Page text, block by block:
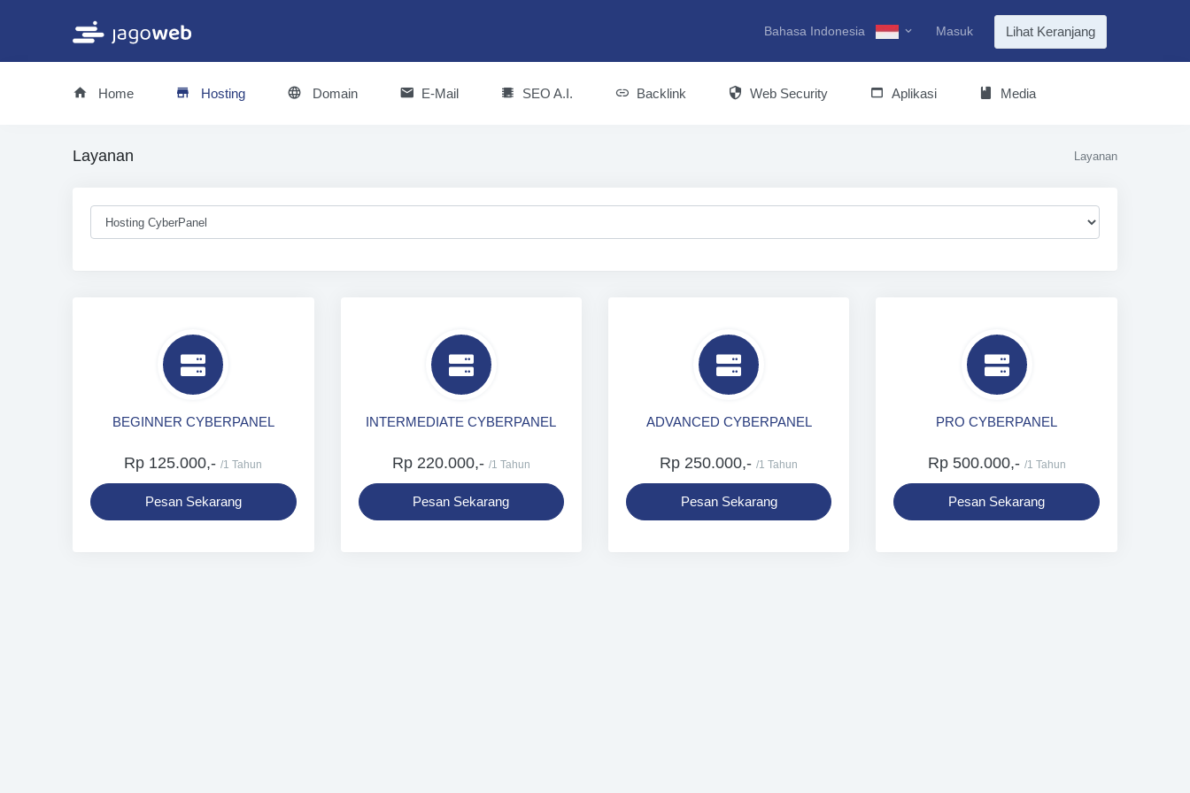
Bahasa Indonesia Masuk Lihat Keranjang
Home Hosting Domain E-Mail SEO A.I. Backlink Web Security Aplikasi Media
Layanan
Layanan
BEGINNER CYBERPANEL
Rp 125.000,-/1 Tahun
Pesan Sekarang
INTERMEDIATE CYBERPANEL
Rp 220.000,- /1 Tahun
Pesan Sekarang
ADVANCED CYBERPANEL
Rp 250.000,-/1 Tahun
Pesan Sekarang
PRO CYBERPANEL
Rp 500.000,- /1 Tahun
Pesan Sekarang